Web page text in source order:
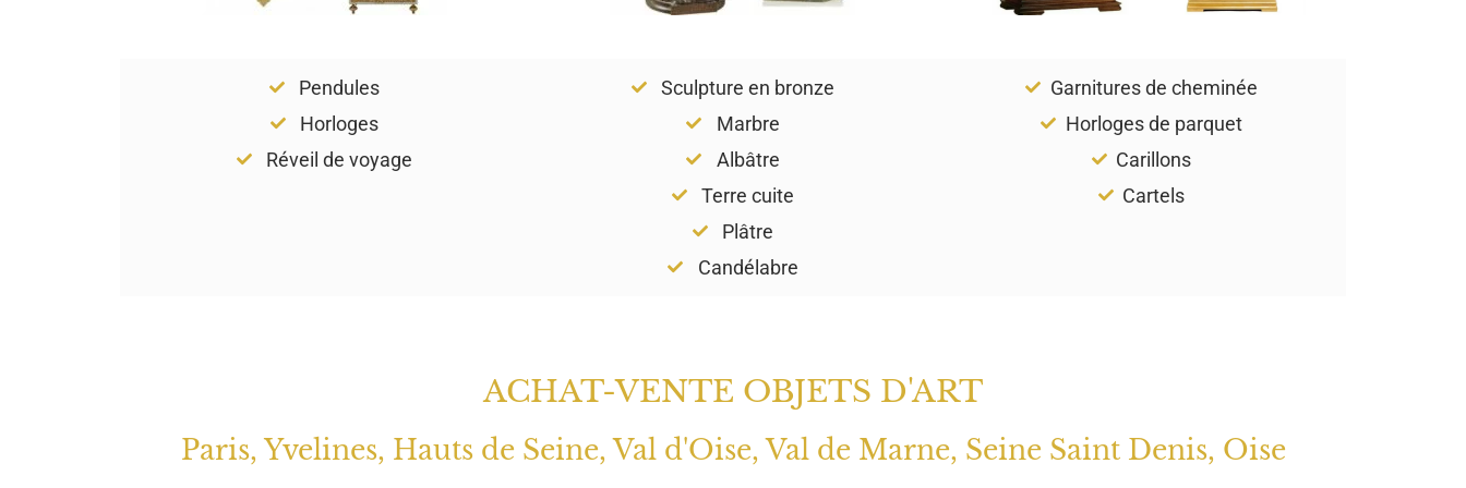
Pendules
Horloges
Réveil de voyage
Sculpture en bronze
Marbre
Albâtre
Terre cuite
Plâtre
Candélabre
Garnitures de cheminée
Horloges de parquet
Carillons
Cartels
ACHAT-VENTE OBJETS D'ART
Paris, Yvelines, Hauts de Seine, Val d'Oise, Val de Marne, Seine Saint Denis, Oise